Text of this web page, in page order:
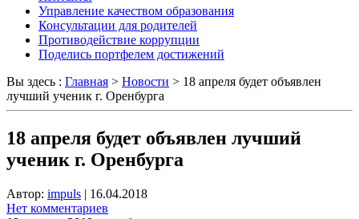
Управление качеством образования
Консультации для родителей
Противодействие коррупции
Поделись портфелем достижений
Вы здесь : Главная > Новости > 18 апреля будет объявлен
лучший ученик г. Оренбурга
18 апреля будет объявлен лучший
ученик г. Оренбурга
Автор: impuls | 16.04.2018
Нет комментариев